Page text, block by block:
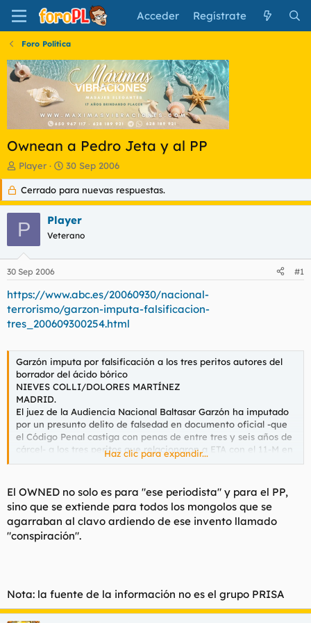
Acceder Regístrate
Foro Política
Ownean a Pedro Jeta y al PP
I
n
c
i
a
d
o
d
e
t
e
a
Player
F
e
c
h
d
e
i
o
30 Sep 2006
Cerrado para nuevas respuestas.
P Player
Veterano
30 Sep 2006 #1
https://www.abc.es/20060930/nacional-
terrorismo/garzon-imputa-falsificacion-
tres_200609300254.html
Garzón imputa por falsificación a los tres peritos autores del
borrador del ácido bórico
NIEVES COLLI/DOLORES MARTÍNEZ
MADRID.
El juez de la Audiencia Nacional Baltasar Garzón ha imputado
por un presunto delito de falsedad en documento oficial -que
el Código Penal castiga con penas de entre tres y seis años de
cárcel- a los tres peritos que relacionaron a ETA con el 11-M en
un documento en el que identificaron como ácido bórico la
procesado por los atentados de Madrid e imputado en el
sumario de los atentados de Casablanca (Marruecos)-, tras su
detención en diciembre de 2004. Según un auto dictado ayer
por el magistrado, los tres policías pretendieron dar carácter
oficial a un dictamen que nunca lo tuvo simulando la fecha de
atentados de Madrid al juez Juan del Olmo.
Un documento «no oficial»
Haz clic para expandir...
El OWNED no solo es para "ese periodista" y para el PP,
sino que se extiende para todos los mongolos que se
agarraban al clavo ardiendo de ese invento llamado
"conspiración".
Nota: la fuente de la información no es el grupo PRISA